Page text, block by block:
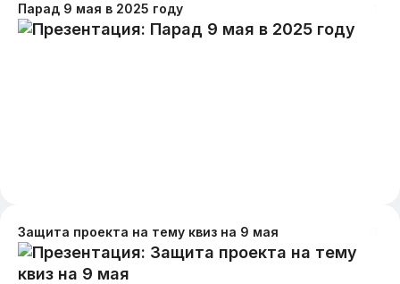
Парад 9 мая в 2025 году
Защита проекта на тему квиз на 9 мая